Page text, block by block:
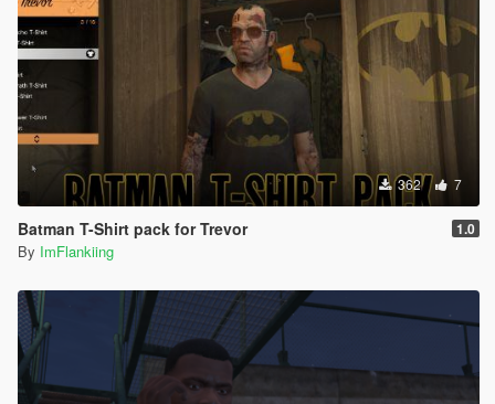
362 7
Batman T-Shirt pack for Trevor 1.0
By ImFlankiing